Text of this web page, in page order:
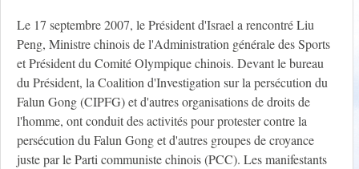
Le 17 septembre 2007, le Président d'Israel a rencontré Liu
Peng, Ministre chinois de l'Administration générale des Sports
et Président du Comité Olympique chinois. Devant le bureau
du Président, la Coalition d'Investigation sur la persécution du
Falun Gong (CIPFG) et d'autres organisations de droits de
l'homme, ont conduit des activités pour protester contre la
persécution du Falun Gong et d'autres groupes de croyance
juste par le Parti communiste chinois (PCC). Les manifestants